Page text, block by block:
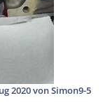
2020von Simon9-5